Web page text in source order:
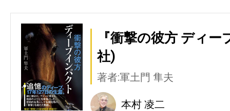
『衝撃の彼方 ディ
社)
著者:軍土門 隼夫
本村 凌二